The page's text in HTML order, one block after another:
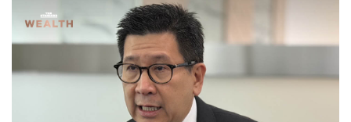
รมว.คลัง ย้ำ รัฐบาลก่อหนี้เพื่อช่วยภาคประชาชนและ
ภาคธุรกิจ